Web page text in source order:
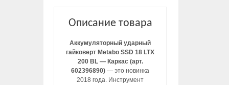
Описание товара
Аккумуляторный ударный
гайковерт Metabo SSD 18 LTX
200 BL — Каркас (арт.
602396890) — это новинка
2018 года. Инструмент